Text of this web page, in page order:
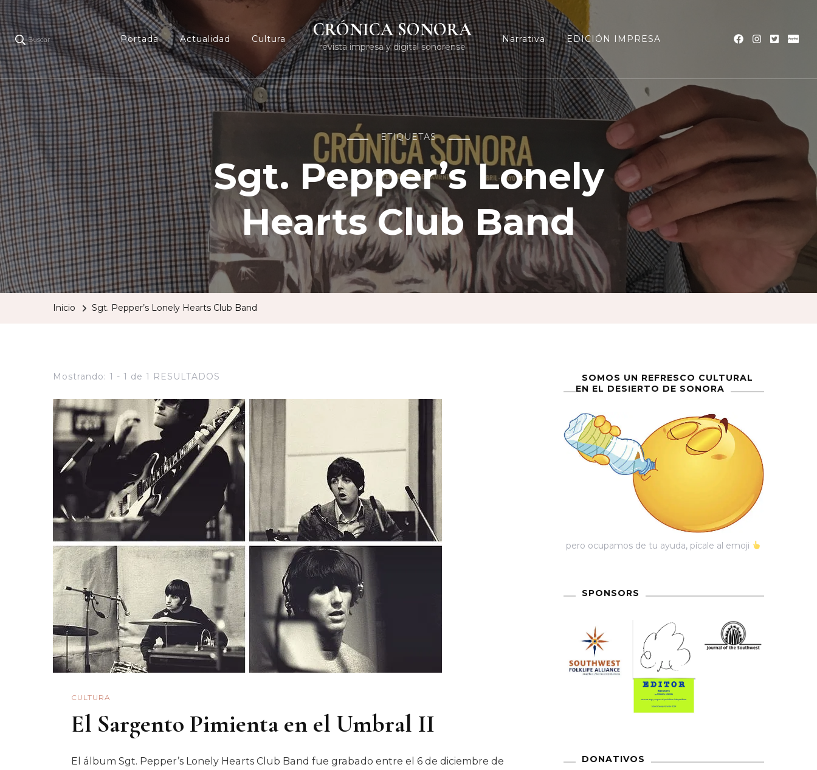
Buscar Portada Actualidad Cultura CRÓNICA SONORA
revista impresa y digital sonorense
Narrativa EDICIÓN IMPRESA
ETIQUETAS
Sgt. Pepper’s Lonely
Hearts Club Band
Inicio Sgt. Pepper’s Lonely Hearts Club Band
Mostrando: 1 - 1 de 1 RESULTADOS
CULTURA
El Sargento Pimienta en el Umbral II
El álbum Sgt. Pepper’s Lonely Hearts Club Band fue grabado entre el 6 de diciembre de
SOMOS UN REFRESCO CULTURAL
EN EL DESIERTO DE SONORA
pero ocupamos de tu ayuda, pícale al emoji
SPONSORS
DONATIVOS